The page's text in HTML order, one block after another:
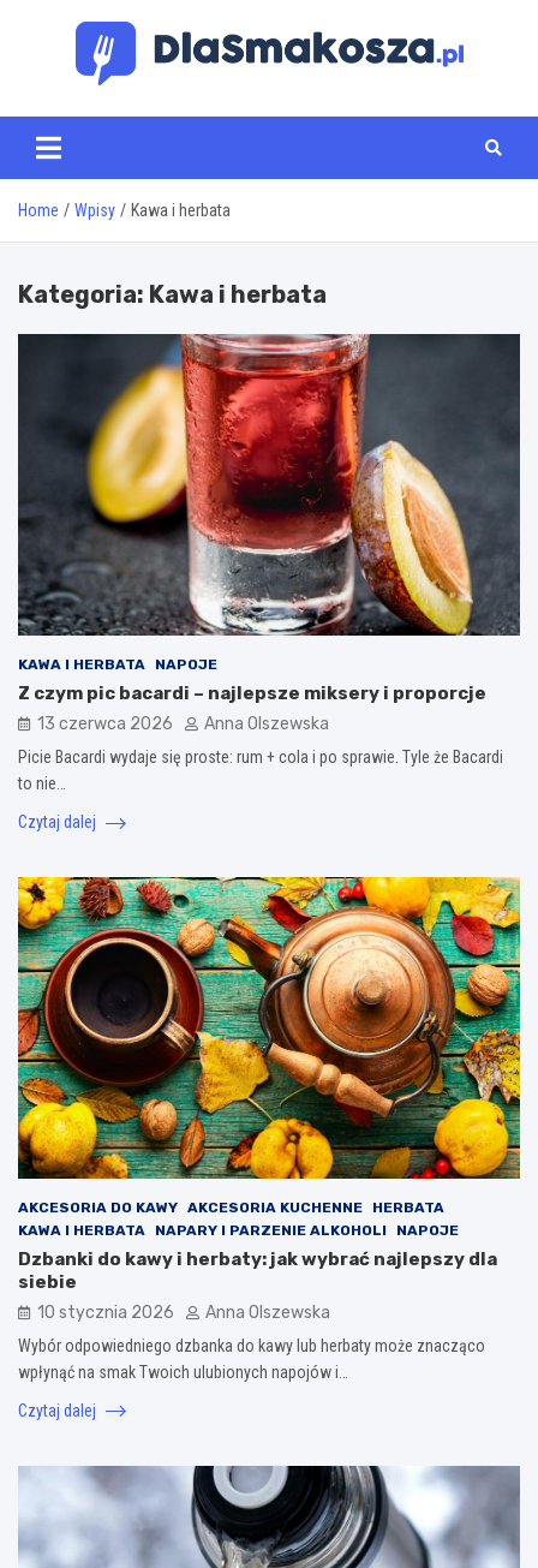
www.dlasmakosza.pl
Home Wpisy Kawa i herbata
Kategoria: Kawa i herbata
KAWA I HERBATA NAPOJE
Z czym pic bacardi – najlepsze miksery i proporcje
13 czerwca 2026 Anna Olszewska
Picie Bacardi wydaje się proste: rum + cola i po sprawie. Tyle że Bacardi
to nie…
Czytaj dalej
AKCESORIA DO KAWY AKCESORIA KUCHENNE
HERBATA
KAWA I HERBATA
NAPARY I PARZENIE ALKOHOLI NAPOJE
Dzbanki do kawy i herbaty: jak wybrać najlepszy dla
siebie
10 stycznia 2026 Anna Olszewska
Wybór odpowiedniego dzbanka do kawy lub herbaty może znacząco
wpłynąć na smak Twoich ulubionych napojów i…
Czytaj dalej